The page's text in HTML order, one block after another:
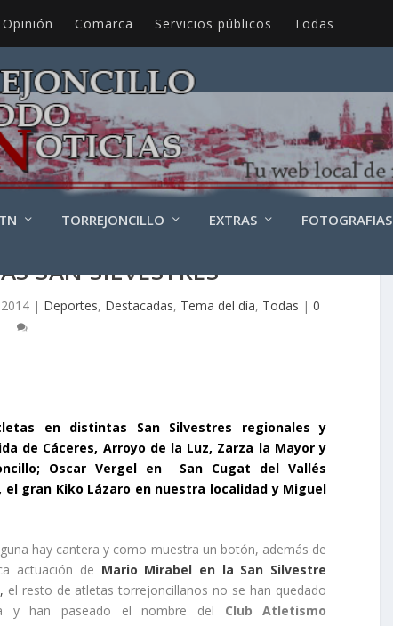
Opinión Comarca Servicios públicos Todas
TORREJONCILLO EXTRAS FOTOGRAFIAS
SAN SILVESTRES
| Deportes, Destacadas, Tema del día, Todas |0
en distintas San Silvestres regionales y
de Cáceres, Arroyo de la Luz, Zarza la Mayor y
Oscar Vergel en San Cugat del Vallés
gran Kiko Lázaro en nuestra localidad y Miguel
hay cantera y como muestra un botón, además de
actuación de Mario Mirabel en la San Silvestre
, el resto de atletas torrejoncillanos no se han quedado
y han paseado el nombre del Club Atletismo